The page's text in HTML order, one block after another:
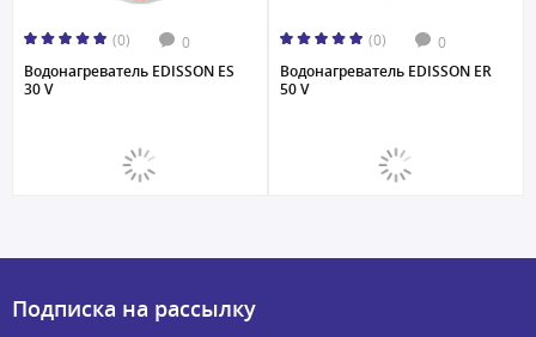
(0) 0
Водонагреватель EDISSON ES
30 V
(0) 0
Водонагреватель EDISSON ER
50 V
Подписка на рассылку